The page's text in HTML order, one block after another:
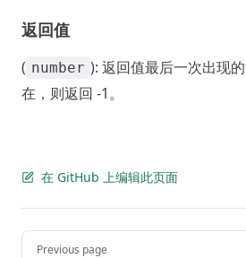
返回值
( number ): 返回值最后一次出现
在，则返回 -1。
在 GitHub 上编辑此页面
Pager
Previous page